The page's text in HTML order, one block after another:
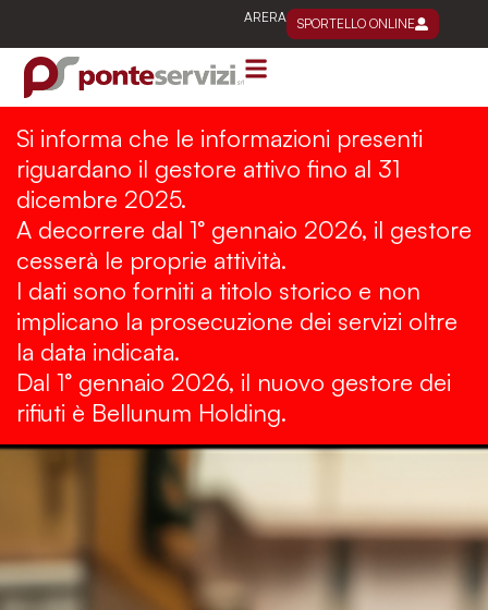
contenuto
ARERA SPORTELLO ONLINE
Si informa che le informazioni presenti
riguardano il gestore attivo fino al 31
dicembre 2025.
A decorrere dal 1° gennaio 2026, il gestore
cesserà le proprie attività.
I dati sono forniti a titolo storico e non
implicano la prosecuzione dei servizi oltre
la data indicata.
Dal 1° gennaio 2026, il nuovo gestore dei
rifiuti è Bellunum Holding.